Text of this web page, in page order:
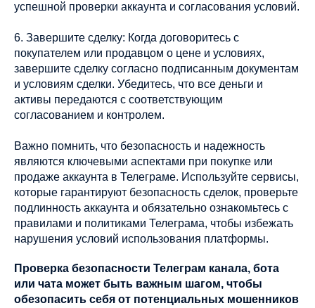
успешной проверки аккаунта и согласования условий.
6. Завершите сделку: Когда договоритесь с
покупателем или продавцом о цене и условиях,
завершите сделку согласно подписанным документам
и условиям сделки. Убедитесь, что все деньги и
активы передаются с соответствующим
согласованием и контролем.
Важно помнить, что безопасность и надежность
являются ключевыми аспектами при покупке или
продаже аккаунта в Телеграме. Используйте сервисы,
которые гарантируют безопасность сделок, проверьте
подлинность аккаунта и обязательно ознакомьтесь с
правилами и политиками Телеграма, чтобы избежать
нарушения условий использования платформы.
Проверка безопасности Телеграм канала, бота
или чата может быть важным шагом, чтобы
обезопасить себя от потенциальных мошенников